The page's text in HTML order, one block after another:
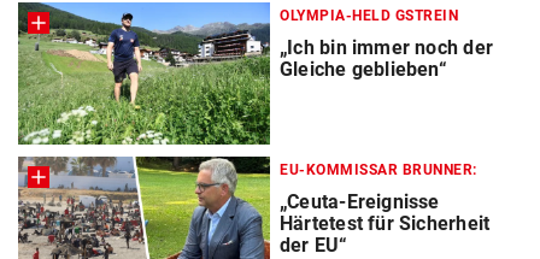
OLYMPIA-HELD GSTREIN
„Ich bin immer noch der
Gleiche geblieben“
EU-KOMMISSAR BRUNNER:
„Ceuta-Ereignisse
Härtetest für Sicherheit
der EU“